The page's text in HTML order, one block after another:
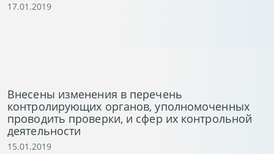
17.01.2019
Внесены изменения в перечень
контролирующих органов, уполномоченных
проводить проверки, и сфер их контрольной
деятельности
15.01.2019